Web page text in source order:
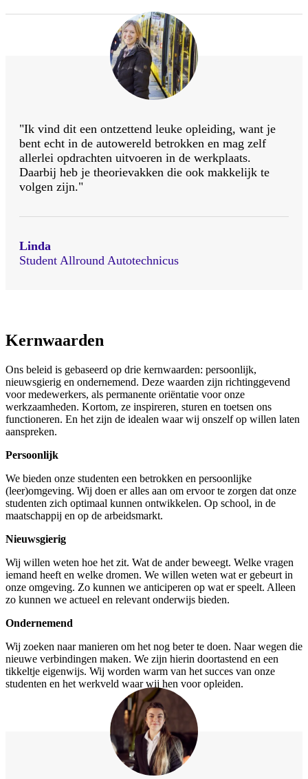
"Ik vind dit een ontzettend leuke opleiding, want je
bent echt in de autowereld betrokken en mag zelf
allerlei opdrachten uitvoeren in de werkplaats.
Daarbij heb je theorievakken die ook makkelijk te
volgen zijn."
Linda
Student Allround Autotechnicus
Kernwaarden
Ons beleid is gebaseerd op drie kernwaarden: persoonlijk,
nieuwsgierig en ondernemend. Deze waarden zijn richtinggevend
voor medewerkers, als permanente oriëntatie voor onze
werkzaamheden. Kortom, ze inspireren, sturen en toetsen ons
functioneren. En het zijn de idealen waar wij onszelf op willen laten
aanspreken.
Persoonlijk
We bieden onze studenten een betrokken en persoonlijke
(leer)omgeving. Wij doen er alles aan om ervoor te zorgen dat onze
studenten zich optimaal kunnen ontwikkelen. Op school, in de
maatschappij en op de arbeidsmarkt.
Nieuwsgierig
Wij willen weten hoe het zit. Wat de ander beweegt. Welke vragen
iemand heeft en welke dromen. We willen weten wat er gebeurt in
onze omgeving. Zo kunnen we anticiperen op wat er speelt. Alleen
zo kunnen we actueel en relevant onderwijs bieden.
Ondernemend
Wij zoeken naar manieren om het nog beter te doen. Naar wegen die
nieuwe verbindingen maken. We zijn hierin doortastend en een
tikkeltje eigenwijs. Wij worden warm van het succes van onze
studenten en het werkveld waar wij hen voor opleiden.